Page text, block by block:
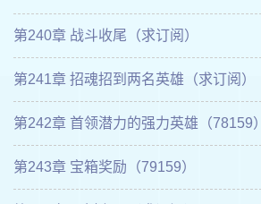
第240章 战斗收尾（求订阅）
第241章 招魂招到两名英雄（求订阅）
第242章 首领潜力的强力英雄（78159）
第243章 宝箱奖励（79159）